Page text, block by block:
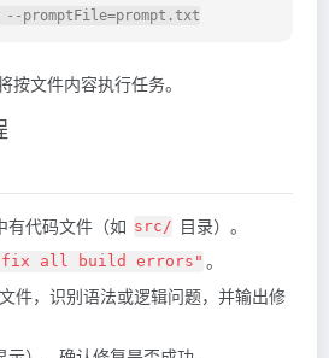
按文件内容执行任务。
有代码文件（如 src/ 目录）。
"fix all build errors" 。
件，识别语法或逻辑问题，并输出修